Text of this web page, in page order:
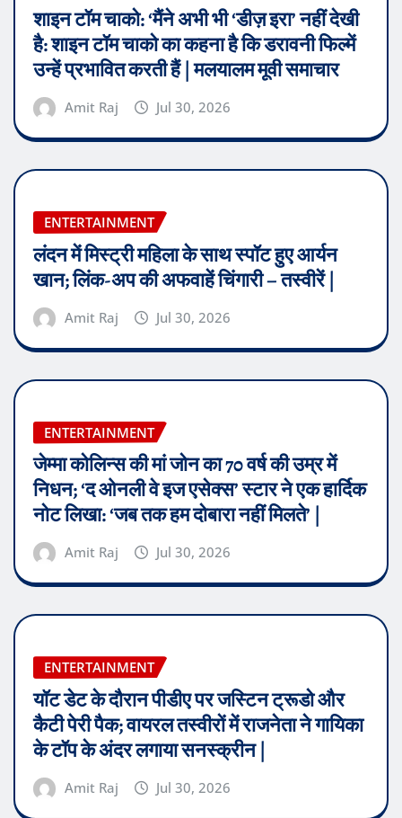
शाइन टॉम चाको: ‘मैंने अभी भी ‘डीज़ इरा’ नहीं देखी
है: शाइन टॉम चाको का कहना है कि डरावनी फिल्में
उन्हें प्रभावित करती हैं | मलयालम मूवी समाचार
Amit Raj Jul 30, 2026
ENTERTAINMENT
लंदन में मिस्ट्री महिला के साथ स्पॉट हुए आर्यन
खान; लिंक-अप की अफवाहें चिंगारी – तस्वीरें |
Amit Raj Jul 30, 2026
ENTERTAINMENT
जेम्मा कोलिन्स की मां जोन का 70 वर्ष की उम्र में
निधन; ‘द ओनली वे इज एसेक्स’ स्टार ने एक हार्दिक
नोट लिखा: ‘जब तक हम दोबारा नहीं मिलते’ |
Amit Raj Jul 30, 2026
ENTERTAINMENT
यॉट डेट के दौरान पीडीए पर जस्टिन ट्रूडो और
कैटी पेरी पैक; वायरल तस्वीरों में राजनेता ने गायिका
के टॉप के अंदर लगाया सनस्क्रीन |
Amit Raj Jul 30, 2026